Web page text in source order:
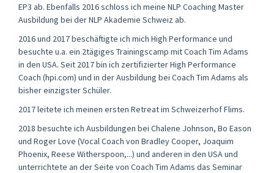
EP3 ab. Ebenfalls 2016 schloss ich meine NLP Coaching Master
Ausbildung bei der NLP Akademie Schweiz ab.
2016 und 2017 beschäftigte ich mich High Performance und
besuchte u.a. ein 2tägiges Trainingscamp mit Coach Tim Adams
in den USA. Seit 2017 bin ich zertifizierter High Performance
Coach (hpi.com) und in der Ausbildung bei Coach Tim Adams als
bisher einzigster Schüler.
2017 leitete ich meinen ersten Retreat im Schweizerhof Flims.
2018 besuchte ich Ausbildungen bei Chalene Johnson, Bo Eason
und Roger Love (Vocal Coach von Bradley Cooper, Joaquim
Phoenix, Reese Witherspoon,...) und anderen in den USA und
unterrichtete an der Seite von Coach Tim Adams das Seminar